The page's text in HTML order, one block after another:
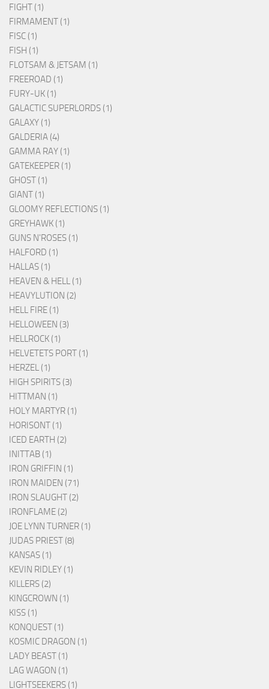
FIGHT (1)
FIRMAMENT (1)
FISC (1)
FISH (1)
FLOTSAM & JETSAM (1)
FREEROAD (1)
FURY-UK (1)
GALACTIC SUPERLORDS (1)
GALAXY (1)
GALDERIA (4)
GAMMA RAY (1)
GATEKEEPER (1)
GHOST (1)
GIANT (1)
GLOOMY REFLECTIONS (1)
GREYHAWK (1)
GUNS N'ROSES (1)
HALFORD (1)
HALLAS (1)
HEAVEN & HELL (1)
HEAVYLUTION (2)
HELL FIRE (1)
HELLOWEEN (3)
HELLROCK (1)
HELVETETS PORT (1)
HERZEL (1)
HIGH SPIRITS (3)
HITTMAN (1)
HOLY MARTYR (1)
HORISONT (1)
ICED EARTH (2)
INITTAB (1)
IRON GRIFFIN (1)
IRON MAIDEN (71)
IRON SLAUGHT (2)
IRONFLAME (2)
JOE LYNN TURNER (1)
JUDAS PRIEST (8)
KANSAS (1)
KEVIN RIDLEY (1)
KILLERS (2)
KINGCROWN (1)
KISS (1)
KONQUEST (1)
KOSMIC DRAGON (1)
LADY BEAST (1)
LAG WAGON (1)
LIGHTSEEKERS (1)